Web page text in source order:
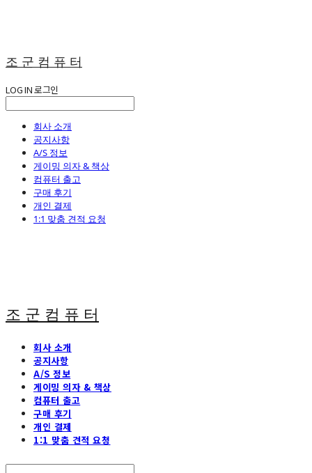
조 군 컴 퓨 터
LOG IN로그인
회사 소개
공지사항
A/S 정보
게이밍 의자 & 책상
컴퓨터 출고
구매 후기
개인 결제
1:1 맞춤 견적 요청
조 군 컴 퓨 터
회사 소개
공지사항
A/S 정보
게이밍 의자 & 책상
컴퓨터 출고
구매 후기
개인 결제
1:1 맞춤 견적 요청